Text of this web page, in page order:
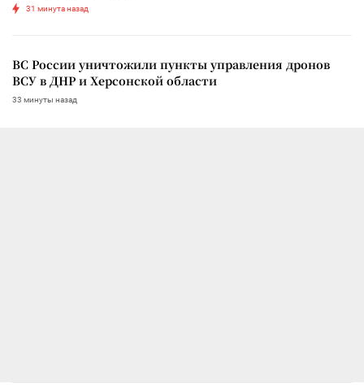
31 минута назад
ВС России уничтожили пункты управления дронов
ВСУ в ДНР и Херсонской области
33 минуты назад